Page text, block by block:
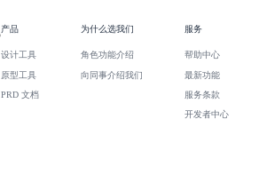
产品
设计工具
原型工具
PRD 文档
为什么选我们
角色功能介绍
向同事介绍我们
服务
帮助中心
最新功能
服务条款
开发者中心